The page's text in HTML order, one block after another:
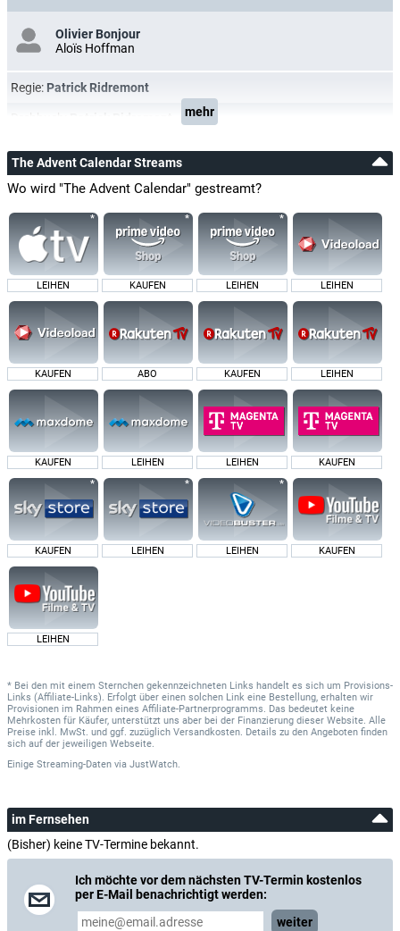
Olivier Bonjour
Aloïs Hoffman
Regie: Patrick Ridremont
mehr
The Advent Calendar Streams
Wo wird "The Advent Calendar" gestreamt?
LEIHEN KAUFEN LEIHEN LEIHEN
KAUFEN ABO KAUFEN LEIHEN
KAUFEN LEIHEN LEIHEN KAUFEN
KAUFEN LEIHEN LEIHEN KAUFEN
LEIHEN
* Bei den mit einem Sternchen gekennzeichneten Links handelt es sich um Provisions-
Links (Affiliate-Links). Erfolgt über einen solchen Link eine Bestellung, erhalten wir
Provisionen im Rahmen eines Affiliate-Partnerprogramms. Das bedeutet keine
Mehrkosten für Käufer, unterstützt uns aber bei der Finanzierung dieser Website. Alle
Preise inkl. MwSt. und ggf. zuzüglich Versandkosten. Details zu den Angeboten finden
sich auf der jeweiligen Webseite.
Einige Streaming-Daten via JustWatch.
im Fernsehen
(Bisher) keine TV-Termine bekannt.
Ich möchte vor dem nächsten TV-Termin kostenlos
per E-Mail benachrichtigt werden:
weiter